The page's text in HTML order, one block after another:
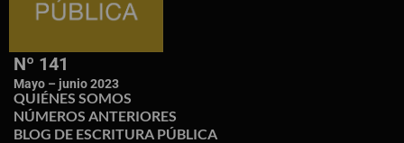
Nº 141
Mayo – junio 2023
QUIÉNES SOMOS
NÚMEROS ANTERIORES
BLOG DE ESCRITURA PÚBLICA